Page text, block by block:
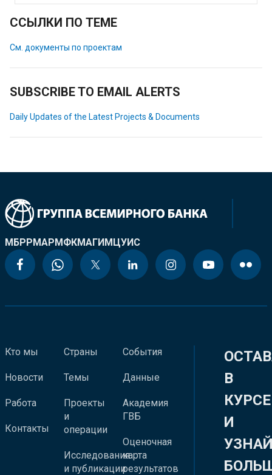
ССЫЛКИ ПО ТЕМЕ
См. документы по проектам
SUBSCRIBE TO EMAIL ALERTS
Daily Updates of the Latest Projects & Documents
МБРРМАРМФКМАГИМЦУИС
Кто мы
Новости
Работа
Контакты
Страны
Темы
Проекты
и
операции
Исследования
и публикации
События
Данные
Академия
ГВБ
Оценочная
карта
результатов
В
КУРСЕ
И